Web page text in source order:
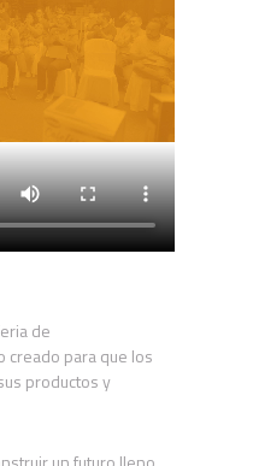
de
creado para que los
productos y